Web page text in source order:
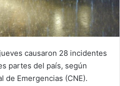
causaron 28 incidentes
partes del país, según
de Emergencias (CNE).